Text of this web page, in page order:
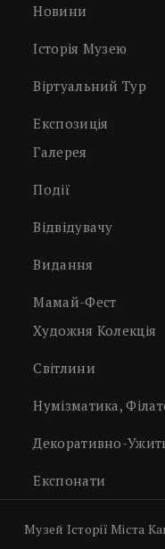
Новини
Історія Музею
Віртуальний Тур
Експозиція
Галерея
Події
Відвідувачу
Видання
Мамай-Фест
Художня Колекція
Світлини
Нумізматика,
Декоративно-
Експонати
Музей Історії Міста